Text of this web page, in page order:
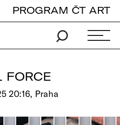
PROGRAM ČT ART
FORCE
20:16, Praha